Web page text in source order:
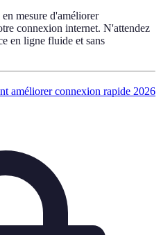
mesure d'améliorer
connexion internet. N'attendez
en ligne fluide et sans
améliorer connexion rapide 2026